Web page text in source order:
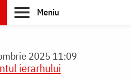
Meniu
2025 11:09
ierarhului